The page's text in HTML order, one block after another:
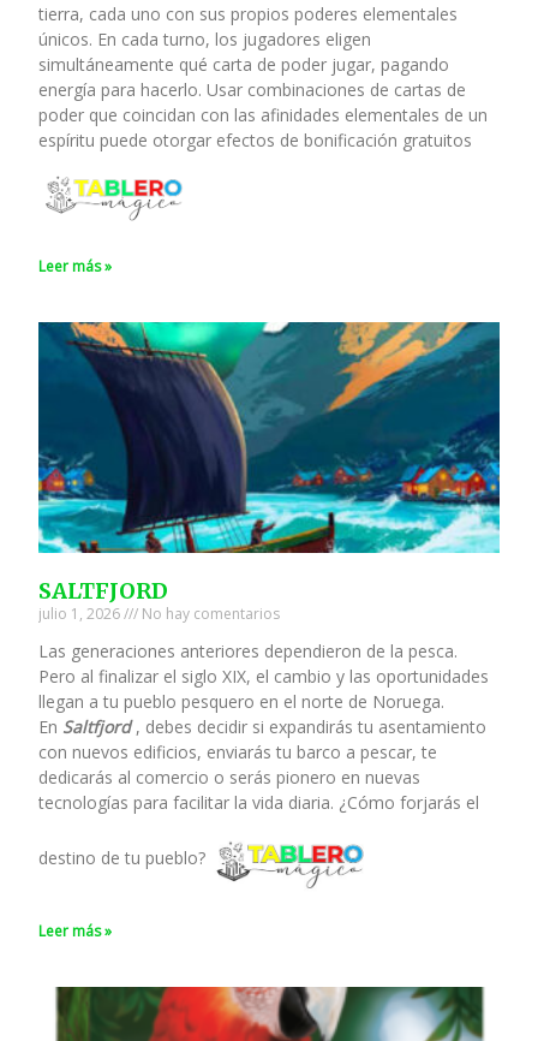
tierra, cada uno con sus propios poderes elementales
únicos. En cada turno, los jugadores eligen
simultáneamente qué carta de poder jugar, pagando
energía para hacerlo. Usar combinaciones de cartas de
poder que coincidan con las afinidades elementales de un
espíritu puede otorgar efectos de bonificación gratuitos
Leer más »
SALTFJORD
julio 1, 2026 No hay comentarios
Las generaciones anteriores dependieron de la pesca.
Pero al finalizar el siglo XIX, el cambio y las oportunidades
llegan a tu pueblo pesquero en el norte de Noruega.
En Saltfjord, debes decidir si expandirás tu asentamiento
con nuevos edificios, enviarás tu barco a pescar, te
dedicarás al comercio o serás pionero en nuevas
tecnologías para facilitar la vida diaria. ¿Cómo forjarás el
destino de tu pueblo?
Leer más »